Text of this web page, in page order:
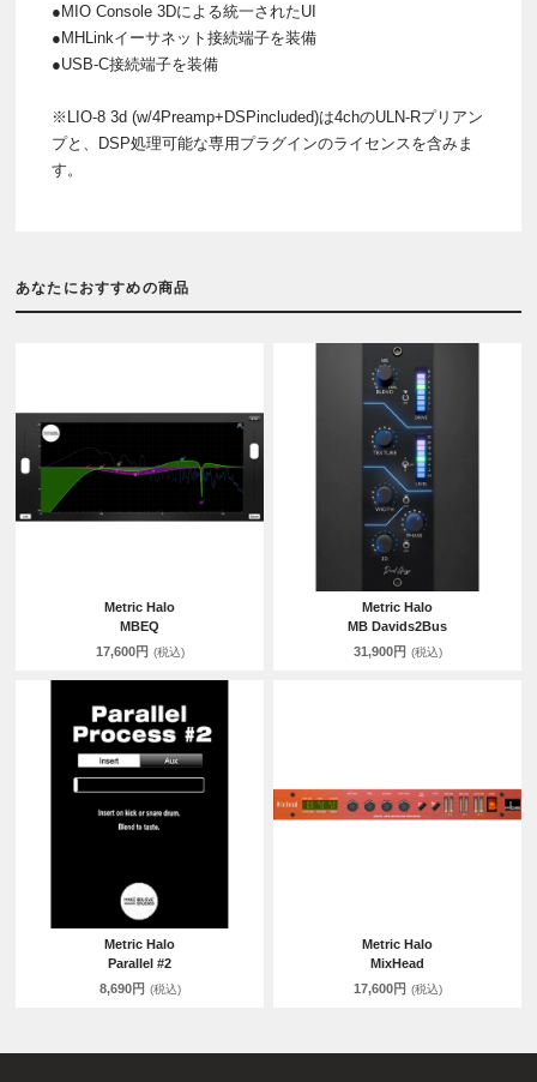
●MIO Console 3Dによる統一されたUI
●MHLinkイーサネット接続端子を装備
●USB-C接続端子を装備
※LIO-8 3d (w/4Preamp+DSPincluded)は4chのULN-Rプリアン
プと、DSP処理可能な専用プラグインのライセンスを含みま
す。
あなたにおすすめの商品
Metric Halo
MBEQ
17,600円 (税込)
Metric Halo
MB Davids2Bus
31,900円 (税込)
Metric Halo
Parallel #2
8,690円 (税込)
Metric Halo
MixHead
17,600円 (税込)